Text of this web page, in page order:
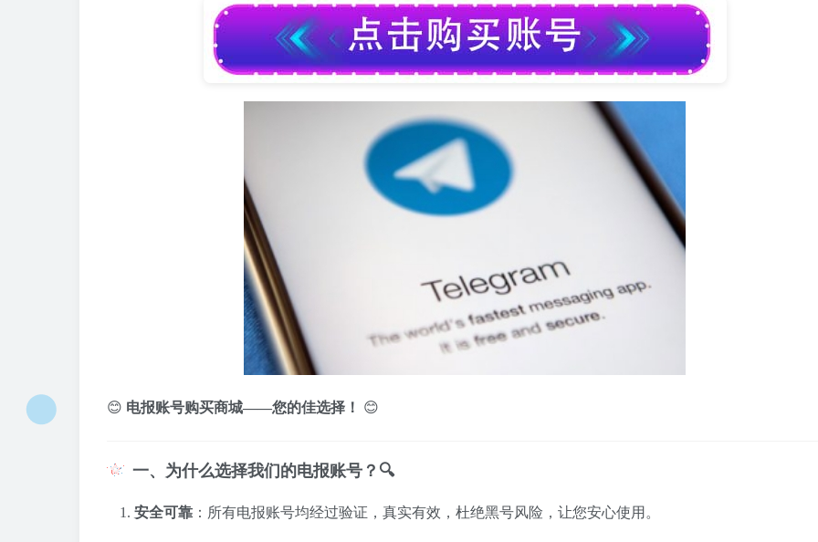
😊 电报账号购买商城——您的佳选择！ 😊
一、为什么选择我们的电报账号？🔍
安全可靠 ：所有电报账号均经过验证，真实有效，杜绝黑号风险，让您安心使用。